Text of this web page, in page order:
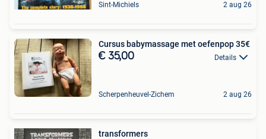
Sint-Michiels 2 aug 26
Cursus babymassage met oefenpop 35€
€ 35,00 Details
Scherpenheuvel-Zichem 2 aug 26
transformers